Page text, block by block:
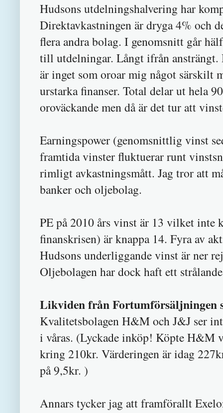
Hudsons utdelningshalvering har
Direktavkastningen är dryga 4% och
flera andra bolag. I genomsnitt går
till utdelningar. Långt ifrån
är inget som oroar mig något särskilt
urstarka finanser. Total delar ut hela
oroväckande men då är det tur att
Earningspower (genomsnittlig vinst
framtida vinster fluktuerar runt
rimligt avkastningsmått. Jag tror att
banker och oljebolag.
PE på 2010 års vinst är 13 vilket inte
finanskrisen) är knappa 14. Fyra av
Hudsons underliggande vinst är ner
Oljebolagen har dock haft ett
Likviden från Fortumförsäljningen
Kvalitetsbolagen H&M och J&J ser
i våras. (Lyckade inköp! Köpte
kring 210kr. Värderingen är idag
på 9,5kr. )
Annars tycker jag att framförallt